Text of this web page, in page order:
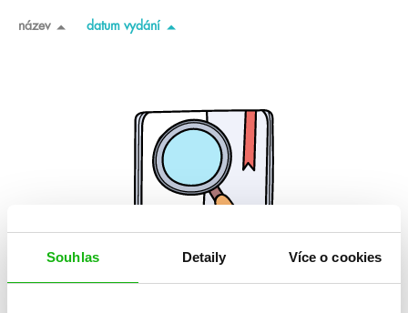
Souhlas Detaily Více o cookies
název datum vydání
Žádné knihy nenalezeny.